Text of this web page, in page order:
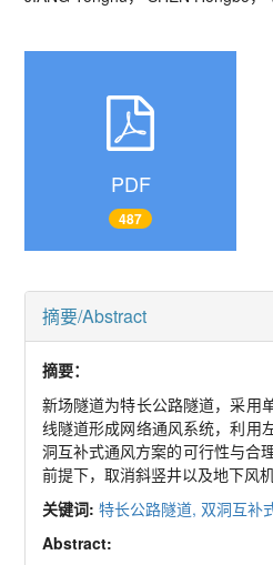
PDF
487
摘要/Abstract
摘要：
新场隧道为特长公路隧道，采用
线隧道形成网络通风系统，利用
洞互补式通风方案的可行性与合
前提下，取消斜竖井以及地下风
关键词: 特长公路隧道, 双洞互补
Abstract: